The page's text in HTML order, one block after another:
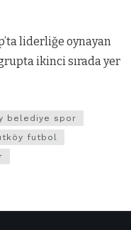
liderliğe oynayan
ikinci sırada yer
belediye spor
futbol